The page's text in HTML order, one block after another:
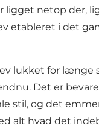
ligget netop der,
etableret i det
lukket for længe
Det er
stil, og det
alt hvad det